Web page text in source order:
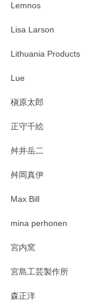
Lemnos
Lisa Larson
Lithuania Products
Lue
槇原太郎
正守千絵
舛井岳二
舛岡真伊
Max Bill
mina perhonen
宮内窯
宮島工芸製作所
森正洋